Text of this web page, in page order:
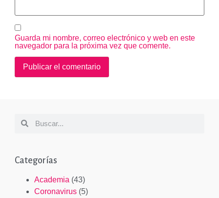
Guarda mi nombre, correo electrónico y web en este
navegador para la próxima vez que comente.
Categorías
Academia (43)
Coronavirus (5)